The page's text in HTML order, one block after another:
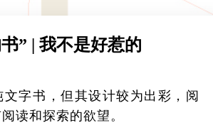
” | 我不是好惹的
字书，但其设计较为出彩，阅
读和探索的欲望。